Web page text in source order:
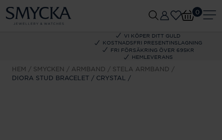
VI KÖPER DITT GULD
KOSTNADSFRI PRESENTINSLAGNING
FRI FÖRSÄKRING ÖVER 695KR
HEMLEVERANS
0
HEM SMYCKEN ARMBAND
STELA ARMBAND
DIORA STUD BRACELET / CRYSTAL